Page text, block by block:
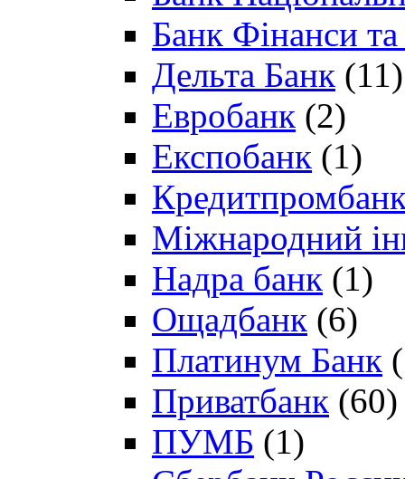
Банк Фінанси
Дельта Банк (11)
Евробанк (2)
Експобанк (1)
Міжнародний
Надра банк (1)
Ощадбанк (6)
Платинум Банк
Приватбанк (60)
ПУМБ (1)